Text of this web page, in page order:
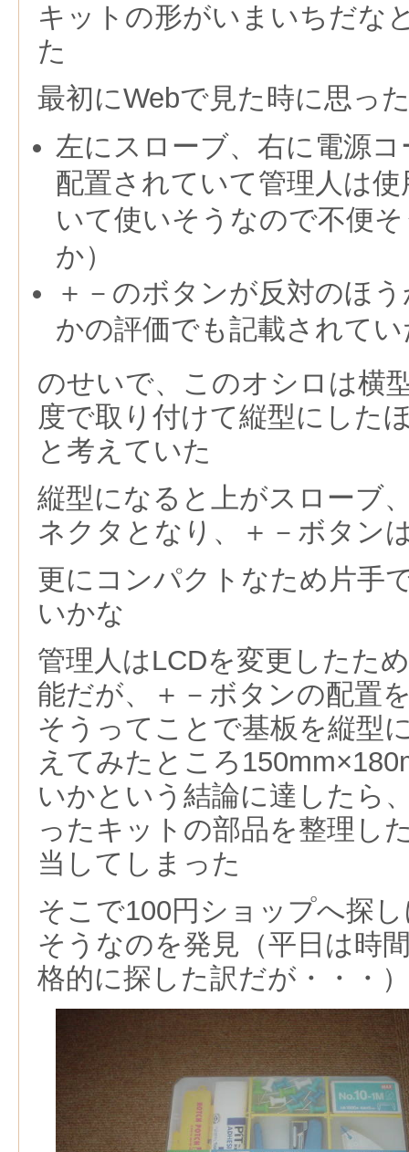
キットの形がいまいちだな
た
最初にWebで見た時に思っ
左にスローブ、右に電源
配置されていて管理人は
いて使いそうなので不便
か）
＋－のボタンが反対のほ
かの評価でも記載されて
のせいで、このオシロは横
度で取り付けて縦型にした
と考えていた
縦型になると上がスローブ
ネクタとなり、＋－ボタン
更にコンパクトなため片手
いかな
管理人はLCDを変更したた
能だが、＋－ボタンの配置
そうってことで基板を縦型
えてみたところ
いかという結論に達したら
ったキットの部品を整理し
当してしまった
そこで100円ショップへ探
そうなのを発見（平日は時
格的に探した訳だが・・・）